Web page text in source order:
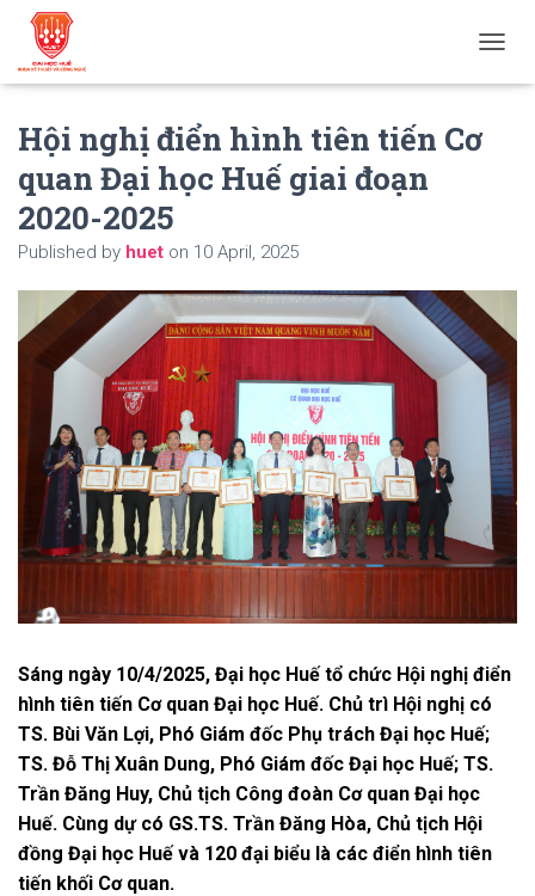
O
G
I
O
N
Hội nghị điển hình tiên tiến Cơ
quan Đại học Huế giai đoạn
2020-2025
Published by huet on 10 April, 2025
Sáng ngày 10/4/2025, Đại học Huế tổ chức Hội nghị điển
hình tiên tiến Cơ quan Đại học Huế. Chủ trì Hội nghị có
TS. Bùi Văn Lợi, Phó Giám đốc Phụ trách Đại học Huế;
TS. Đỗ Thị Xuân Dung, Phó Giám đốc Đại học Huế; TS.
Trần Đăng Huy, Chủ tịch Công đoàn Cơ quan Đại học
Huế. Cùng dự có GS.TS. Trần Đăng Hòa, Chủ tịch Hội
đồng Đại học Huế và 120 đại biểu là các điển hình tiên
tiến khối Cơ quan.